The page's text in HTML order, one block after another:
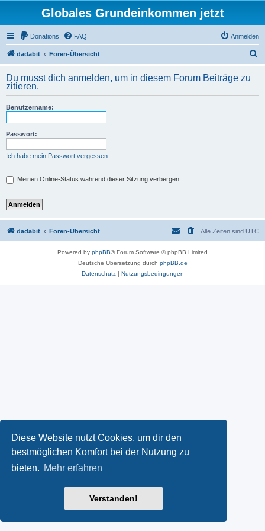
Diese Website nutzt Cookies, um dir den
bestmöglichen Komfort bei der Nutzung zu
bieten. Mehr erfahren
Verstanden!
Globales Grundeinkommen jetzt
Donations FAQ Anmelden
dadabit Foren-Übersicht
h
Du musst dich anmelden, um in diesem Forum Beiträge zu
zitieren.
Benutzername:
Passwort:
Ich habe mein Passwort vergessen
Meinen Online-Status während dieser Sitzung verbergen
dadabit Foren-Übersicht Alle Zeiten sind UTC
Powered by phpBB® Forum Software © phpBB Limited
Deutsche Übersetzung durch phpBB.de
Datenschutz| Nutzungsbedingungen